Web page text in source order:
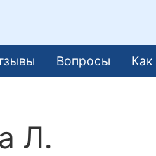
Вопросы Как
Л.